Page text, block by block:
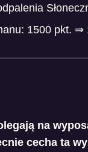
1500 pkt. ⇒
na
cecha ta